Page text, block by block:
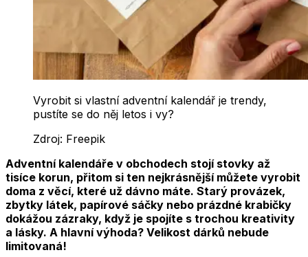
Vyrobit si vlastní adventní kalendář je trendy,
pustíte se do něj letos i vy?
Zdroj: Freepik
Adventní kalendáře v obchodech stojí stovky až
tisíce korun, přitom si ten nejkrásnější můžete vyrobit
doma z věcí, které už dávno máte. Starý provázek,
zbytky látek, papírové sáčky nebo prázdné krabičky
dokážou zázraky, když je spojíte s trochou kreativity
a lásky. A hlavní výhoda? Velikost dárků nebude
limitovaná!